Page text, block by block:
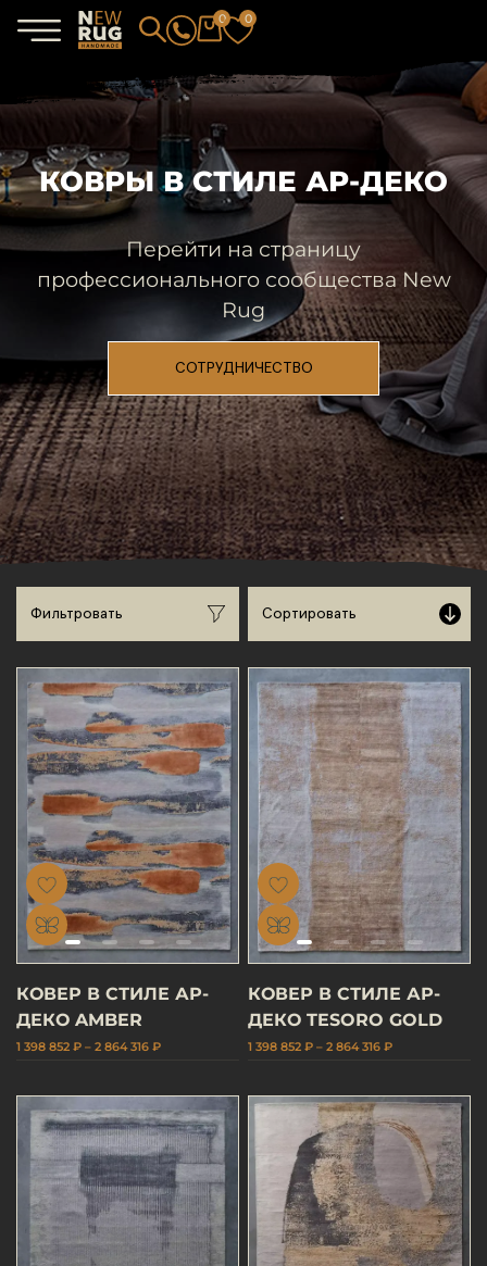
0 0
КОВРЫ В СТИЛЕ АР-ДЕКО
Перейти на страницу
профессионального сообщества New
Rug
СОТРУДНИЧЕСТВО
Фильтровать Сортировать
КОВЕР В СТИЛЕ АР-
ДЕКО AMBER
1 398 852 ₽ – 2 864 316 ₽
КОВЕР В СТИЛЕ АР-
ДЕКО TESORO GOLD
1 398 852 ₽ – 2 864 316 ₽